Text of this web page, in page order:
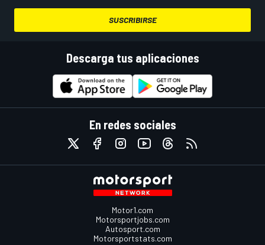
SUSCRIBIRSE
Descarga tus aplicaciones
En redes sociales
Motor1.com
Motorsportjobs.com
Autosport.com
Motorsportstats.com